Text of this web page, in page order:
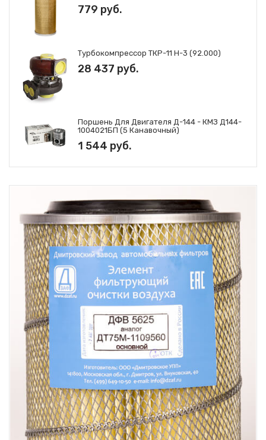
779 руб.
Турбокомпрессор ТКР-11 Н-3 (92.000)
28 437 руб.
Поршень Для Двигателя Д-144 - КМЗ Д144-
1004021БП (5 Канавочный)
1 544 руб.